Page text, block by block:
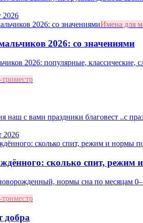
2026
Имена для
2026: со значениями
2026: популярные,
наш с вами праздники благовест ..с
2026
сколько спит, режим
нормы сна по месяцам
добра